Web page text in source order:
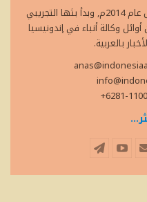
وتأسس إندونيسيا اليوم في 24 ابريل عام 2014م, وبدأ بثها التجريبي
بذلك من أوائل وكالة أنباء في إندونيسيا
بالعربية.